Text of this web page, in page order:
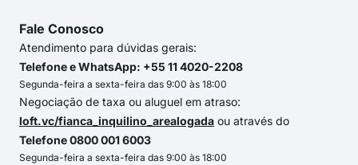
Fale Conosco
Atendimento para dúvidas gerais:
Telefone e WhatsApp: +55 11 4020-2208
Segunda-feira a sexta-feira das 9:00 às 18:00
Negociação de taxa ou aluguel em atraso:
loft.vc/fianca_inquilino_arealogada ou através do
Telefone 0800 001 6003
Segunda-feira a sexta-feira das 9:00 às 18:00